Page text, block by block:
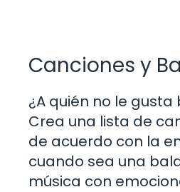
Canciones y
¿A quién no le
Crea una lista de
de acuerdo con la
cuando sea una
música con